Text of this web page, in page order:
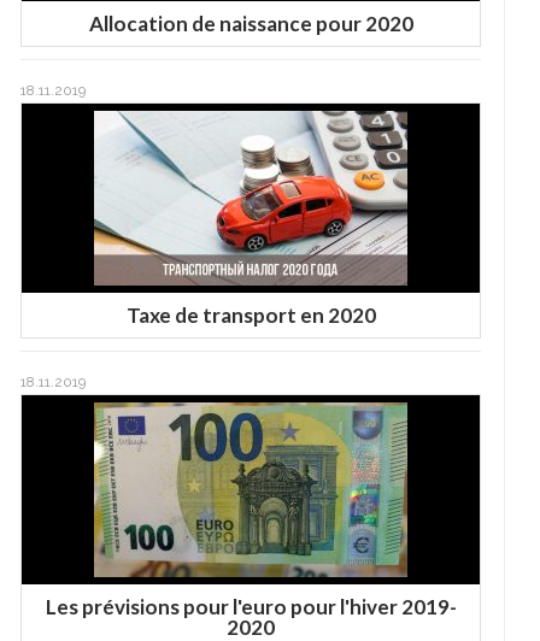
Allocation de naissance pour 2020
18.11.2019
Taxe de transport en 2020
18.11.2019
Les prévisions pour l'euro pour l'hiver 2019-
2020